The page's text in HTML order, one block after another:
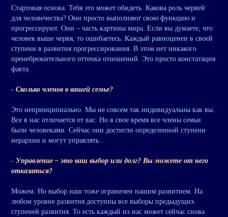
Стартовая основа. Тебя это может обидеть. Какова роль червей
для человечества? Они просто выполняют свою функцию и
прогрессируют. Они – часть картины мира. Если вы думаете, что
человек выше червя, то ошибаетесь. Каждый равноценен в своей
ступени в развития прогрессирования. В этом нет никакого
пренебрежительного оттенка отношений. Это просто констатация
факта.
- Сколько членов в вашей семье?
Это непринципиально. Мы не совсем так индивидуальны как вы.
Все в нас отличается от вас. Но в свое время все члены семьи
были человеками. Сейчас они достигли определенной ступени
иерархии и могут управлять .
- Управление – это ваш выбор или долг? Вы можете от него
отказаться?
Можем. Но выбор наш тоже ограничен нашим развитием. На
любом уровне развития доступны все выборы предыдущих
ступеней развития. То есть каждый из нас может сейчас снова